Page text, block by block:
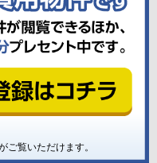
ご覧いただけます。